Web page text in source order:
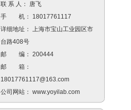
联 系 人： 唐飞
手 机： 18017761117
详细地址： 上海市宝山工业园区市
台路408号
邮 编： 200444
邮 箱：
18017761117@163.com
公司网站： www.yoyilab.com